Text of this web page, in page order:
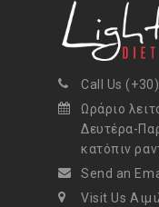
Call Us
Ωράριο
Δευτέρα-
κατόπιν
Send an
Visit Us